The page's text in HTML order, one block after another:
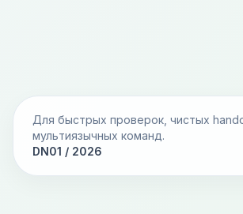
Для быстрых проверок, чистых
мультиязычных команд.
DN01 / 2026